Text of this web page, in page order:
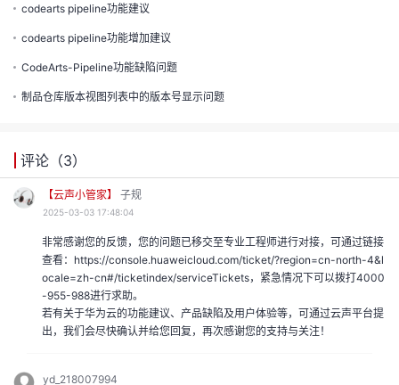
开
学
我
的
我
的
的
持
我
的
我
的
codearts pipeline功能建议
codearts pipeline功能增加建议
CodeArts-Pipeline功能缺陷问题
制品仓库版本视图列表中的版本号显示问题
评论（3）
【云声小管家】 子规
2025-03-03 17:48:04
非常感谢您的反馈，您的问题已移交至专业工程师进行对接，可通过链接
查看：https://console.huaweicloud.com/ticket/?region=cn-north-4&l
ocale=zh-cn#/ticketindex/serviceTickets，紧急情况下可以拨打4000
-955-988进行求助。
若有关于华为云的功能建议、产品缺陷及用户体验等，可通过云声平台提
出，我们会尽快确认并给您回复，再次感谢您的支持与关注！
yd_218007994